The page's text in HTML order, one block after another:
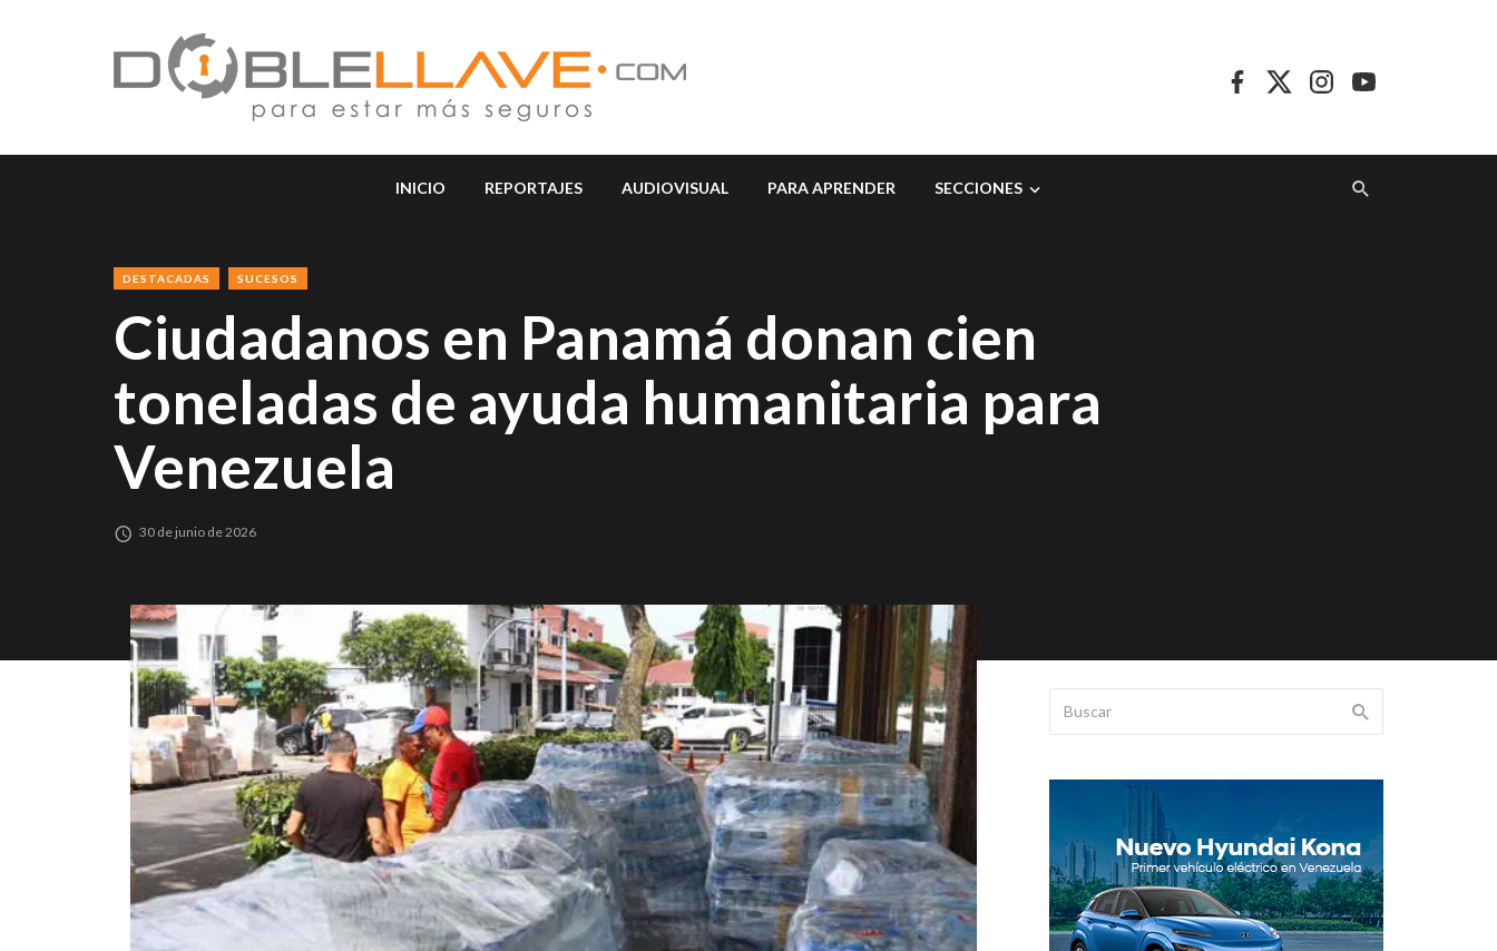
INICIO REPORTAJES AUDIOVISUAL PARA APRENDER SECCIONES
DESTACADAS SUCESOS
Ciudadanos en Panamá donan cien
toneladas de ayuda humanitaria para
Venezuela
30 de junio de 2026